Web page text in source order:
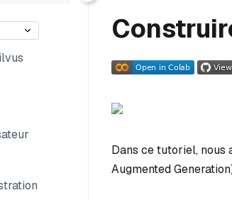
Dans ce tutoriel, nous
Augmented